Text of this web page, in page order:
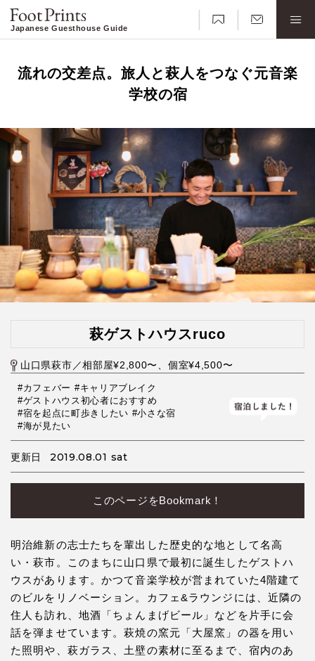
Japanese Guesthouse Guide
流れの交差点。旅人と萩人をつなぐ元音楽
学校の宿
萩ゲストハウスruco
山口県萩市／相部屋¥2,800〜、個室¥4,500〜
#カフェバー #キャリアブレイク
#ゲストハウス初心者におすすめ
#宿を起点に町歩きしたい #小さな宿
#海が見たい
更新日 2019.08.01 sat
このページをBookmark！
明治維新の志士たちを輩出した歴史的な地として名高
い・萩市。このまちに山口県で最初に誕生したゲストハ
ウスがあります。かつて音楽学校が営まれていた4階建て
のビルをリノベーション。カフェ&ラウンジには、近隣の
住人も訪れ、地酒「ちょんまげビール」などを片手に会
話を弾ませています。萩焼の窯元「大屋窯」の器を用い
た照明や、萩ガラス、土壁の素材に至るまで、宿内のあ